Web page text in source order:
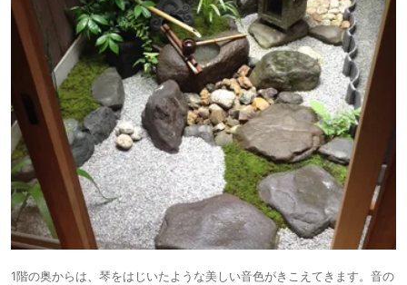
1階の奥からは、琴をはじいたような美しい音色がきこえてきます。音の